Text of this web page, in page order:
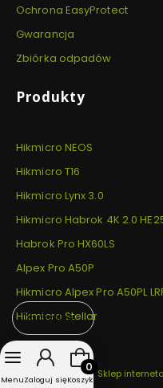
Domyślne
Ochrona EasyProtect
Gwarancja
Zbiórka odpadów
Produkty
Hikmicro NEOS
Hikmicro T16
Hikmicro Lynx 3.0
Hikmicro Habrok 4K 2.0
Habrok Pro HX60LS
Alpex Pro A50P
Hikmicro Alpex Pro A50PL
Hikmicro Stellar
Sklep
MenuZaloguj się
Produkty w
Koszyk